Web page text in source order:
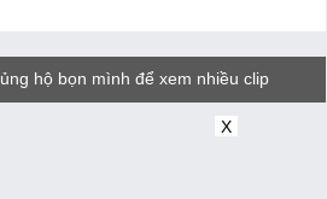
ủng hộ bọn mình để xem nhiều clip
X